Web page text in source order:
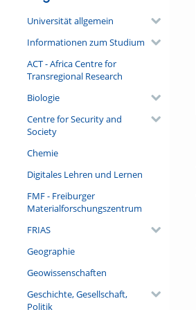
Universität allgemein
Informationen zum Studium
ACT - Africa Centre for
Transregional Research
Biologie
Centre for Security and
Society
Chemie
Digitales Lehren und Lernen
FMF - Freiburger
Materialforschungszentrum
FRIAS
Geographie
Geowissenschaften
Geschichte, Gesellschaft,
Politik